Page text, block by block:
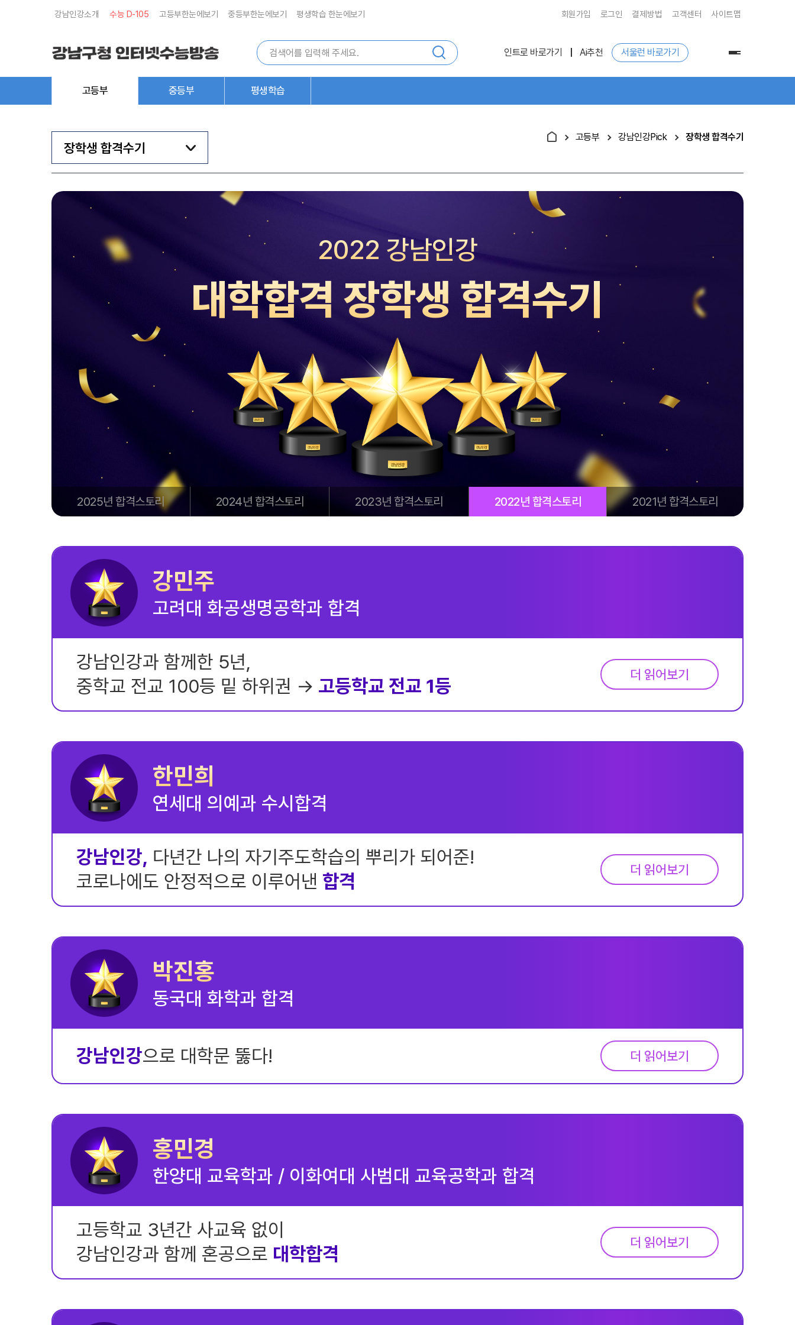
강남인강소개 수능 D-105 고등부한눈에보기 중등부한눈에보기 평생학습 한눈에보기 회원가입 로그인 결제방법 고객센터 사이트맵
통
합
색
인트로 바로가기 Ai추천 서울런 바로가기
전
메
고등부 중등부 평생학습
장학생 합격수기
고등부 강남인강Pick 장학생 합격수기
2022 강남인강
대학합격 장학생 합격수기
2025년 합격스토리 2024년 합격스토리 2023년 합격스토리 2022년 합격스토리 2021년 합격스토리
강민주
고려대 화공생명공학과 합격
강남인강과 함께한 5년,
중학교 전교 100등 밑 하위권 → 고등학교 전교 1등
더 읽어보기
한민희
연세대 의예과 수시합격
강남인강, 다년간 나의 자기주도학습의 뿌리가 되어준!
코로나에도 안정적으로 이루어낸 합격
더 읽어보기
박진홍
동국대 화학과 합격
강남인강으로 대학문 뚫다! 더 읽어보기
홍민경
한양대 교육학과 / 이화여대 사범대 교육공학과 합격
고등학교 3년간 사교육 없이
강남인강과 함께 혼공으로 대학합격
더 읽어보기